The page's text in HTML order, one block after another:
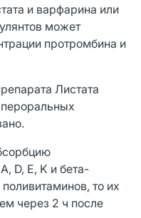
и варфарина или
может
протромбина и
Листата
D, E, K и бета-
то их
через 2 ч после